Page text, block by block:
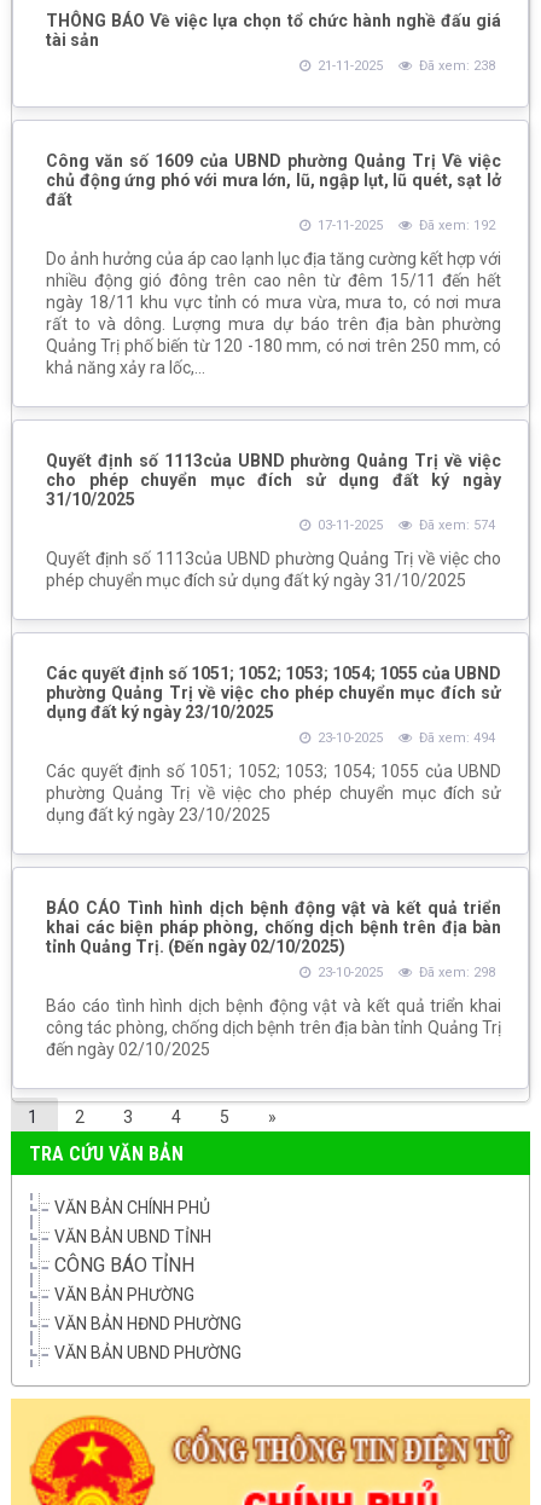
THÔNG BÁO Về việc lựa chọn tổ chức hành nghề đấu giá
tài sản
21-11-2025 Đã xem: 238
Công văn số 1609 của UBND phường Quảng Trị Về việc
chủ động ứng phó với mưa lớn, lũ, ngập lụt, lũ quét, sạt lở
đất
17-11-2025 Đã xem: 192
Do ảnh hưởng của áp cao lạnh lục địa tăng cường kết hợp với
nhiều động gió đông trên cao nên từ đêm 15/11 đến hết
ngày 18/11 khu vực tỉnh có mưa vừa, mưa to, có nơi mưa
rất to và dông. Lượng mưa dự báo trên địa bàn phường
Quảng Trị phố biến từ 120 -180 mm, có nơi trên 250 mm, có
khả năng xảy ra lốc,...
Quyết định số 1113của UBND phường Quảng Trị về việc
cho phép chuyển mục đích sử dụng đất ký ngày
31/10/2025
03-11-2025 Đã xem: 574
Quyết định số 1113của UBND phường Quảng Trị về việc cho
phép chuyển mục đích sử dụng đất ký ngày 31/10/2025
Các quyết định số 1051; 1052; 1053; 1054; 1055 của UBND
phường Quảng Trị về việc cho phép chuyển mục đích sử
dụng đất ký ngày 23/10/2025
23-10-2025 Đã xem: 494
Các quyết định số 1051; 1052; 1053; 1054; 1055 của UBND
phường Quảng Trị về việc cho phép chuyển mục đích sử
dụng đất ký ngày 23/10/2025
BÁO CÁO Tình hình dịch bệnh động vật và kết quả triển
khai các biện pháp phòng, chống dịch bệnh trên địa bàn
tỉnh Quảng Trị. (Đến ngày 02/10/2025)
23-10-2025 Đã xem: 298
Báo cáo tình hình dịch bệnh động vật và kết quả triển khai
công tác phòng, chống dịch bệnh trên địa bàn tỉnh Quảng Trị
đến ngày 02/10/2025
1 2 3 4 5 »
TRA CỨU VĂN BẢN
VĂN BẢN CHÍNH PHỦ
VĂN BẢN UBND TỈNH
CÔNG BÁO TỈNH
VĂN BẢN PHƯỜNG
VĂN BẢN HĐND PHƯỜNG
VĂN BẢN UBND PHƯỜNG